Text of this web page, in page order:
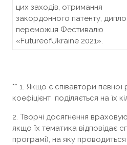
цих заходів, отримання
закордонного патенту,
переможця Фестивалю
«FutureofUkraine 2021».
** 1. Якщо є співавтори
коефіцієнт поділяється на їх
2. Творчі досягнення
якщо їх тематика відповідає
програмі), на яку проводиться